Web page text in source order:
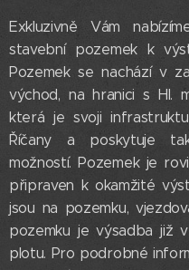
Exkluzivně Vám
stavební pozemek k
Pozemek se nachází v
východ, na hranici s Hl.
která je svoji
Říčany a poskytuje
možností. Pozemek je
připraven k okamžité
jsou na pozemku,
pozemku je výsadba již
plotu. Pro podrobné